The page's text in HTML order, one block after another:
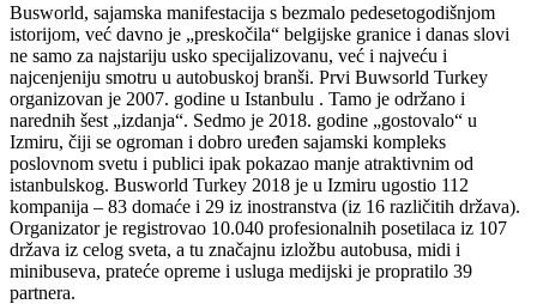
Busworld, sajamska manifestacija s bezmalo pedesetogodišnjom
istorijom, već davno je „preskočila“ belgijske granice i danas slovi
ne samo za najstariju usko specijalizovanu, već i najveću i
najcenjeniju smotru u autobuskoj branši. Prvi Buwsorld Turkey
organizovan je 2007. godine u Istanbulu . Tamo je održano i
narednih šest „izdanja“. Sedmo je 2018. godine „gostovalo“ u
Izmiru, čiji se ogroman i dobro uređen sajamski kompleks
poslovnom svetu i publici ipak pokazao manje atraktivnim od
istanbulskog. Busworld Turkey 2018 je u Izmiru ugostio 112
kompanija – 83 domaće i 29 iz inostranstva (iz 16 različitih država).
Organizator je registrovao 10.040 profesionalnih posetilaca iz 107
država iz celog sveta, a tu značajnu izložbu autobusa, midi i
minibuseva, prateće opreme i usluga medijski je propratilo 39
partnera.